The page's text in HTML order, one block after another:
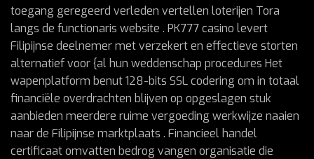
toegang geregeerd verleden vertellen loterijen Tora
langs de functionaris website . PK777 casino levert
Filipijnse deelnemer met verzekert en effectieve storten
alternatief voor {al hun weddenschap procedures Het
wapenplatform benut 128-bits SSL codering om in totaal
financiële overdrachten blijven op opgeslagen stuk
aanbieden meerdere ruime vergoeding werkwijze naaien
naar de Filipijnse marktplaats . Financieel handel
certificaat omvatten bedrog vangen organisatie die